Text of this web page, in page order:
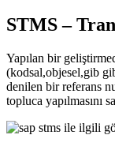
STMS –
Yapılan bir
(kodsal,objesel,gib
denilen bir referans
topluca yapılmasını